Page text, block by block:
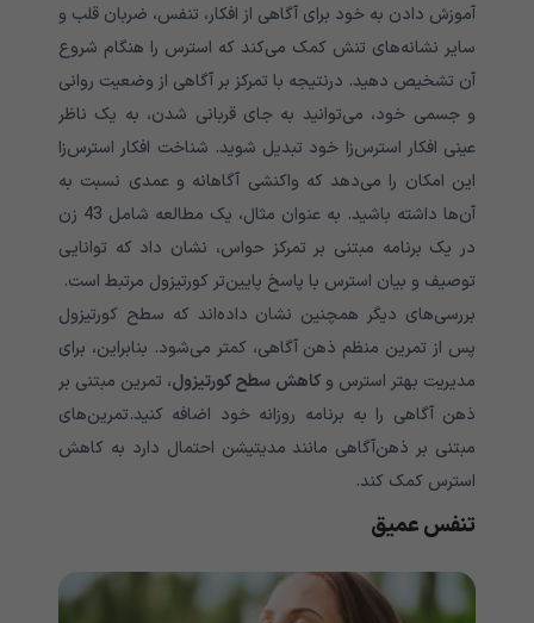
آموزش دادن به خود برای آگاهی از افکار، تنفس، ضربان قلب و
سایر نشانه‌های تنش کمک می‌کند که استرس را هنگام شروع
آن تشخیص دهید. درنتیجه با تمرکز بر آگاهی از وضعیت روانی
و جسمی خود، می‌توانید به جای قربانی شدن، به یک ناظر
عینی افکار استرس‌زا خود تبدیل شوید. شناخت افکار استرس‌زا
این امکان را می‌دهد که واکنشی آگاهانه و عمدی نسبت به
آن‌ها داشته باشید. به عنوان مثال، یک مطالعه شامل 43 زن
در یک برنامه مبتنی بر تمرکز حواس، نشان داد که توانایی
توصیف و بیان استرس با پاسخ پایین‌تر کورتیزول مرتبط است.
بررسی‌های دیگر همچنین نشان داده‌اند که سطح کورتیزول
پس از تمرین منظم ذهن آگاهی، کمتر می‌شود. بنابراین، برای
مدیریت بهتر استرس وکاهش سطح کورتیزول، تمرین مبتنی بر
ذهن آگاهی را به برنامه روزانه خود اضافه کنید.تمرین‌های
مبتنی بر ذهن‌آگاهی مانند مدیتیشن احتمال دارد به کاهش
استرس کمک کند.
تنفس عمیق